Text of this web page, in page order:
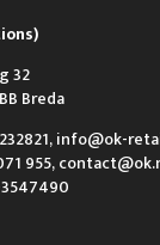
32
Breda
info@ok-
955,